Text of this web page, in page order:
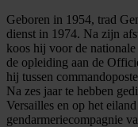
Geboren in 1954, trad
dienst in 1974. Na zijn
koos hij voor de
de opleiding aan de
hij tussen
Na zes jaar te hebben
Versailles en op het
gendarmeriecompagnie